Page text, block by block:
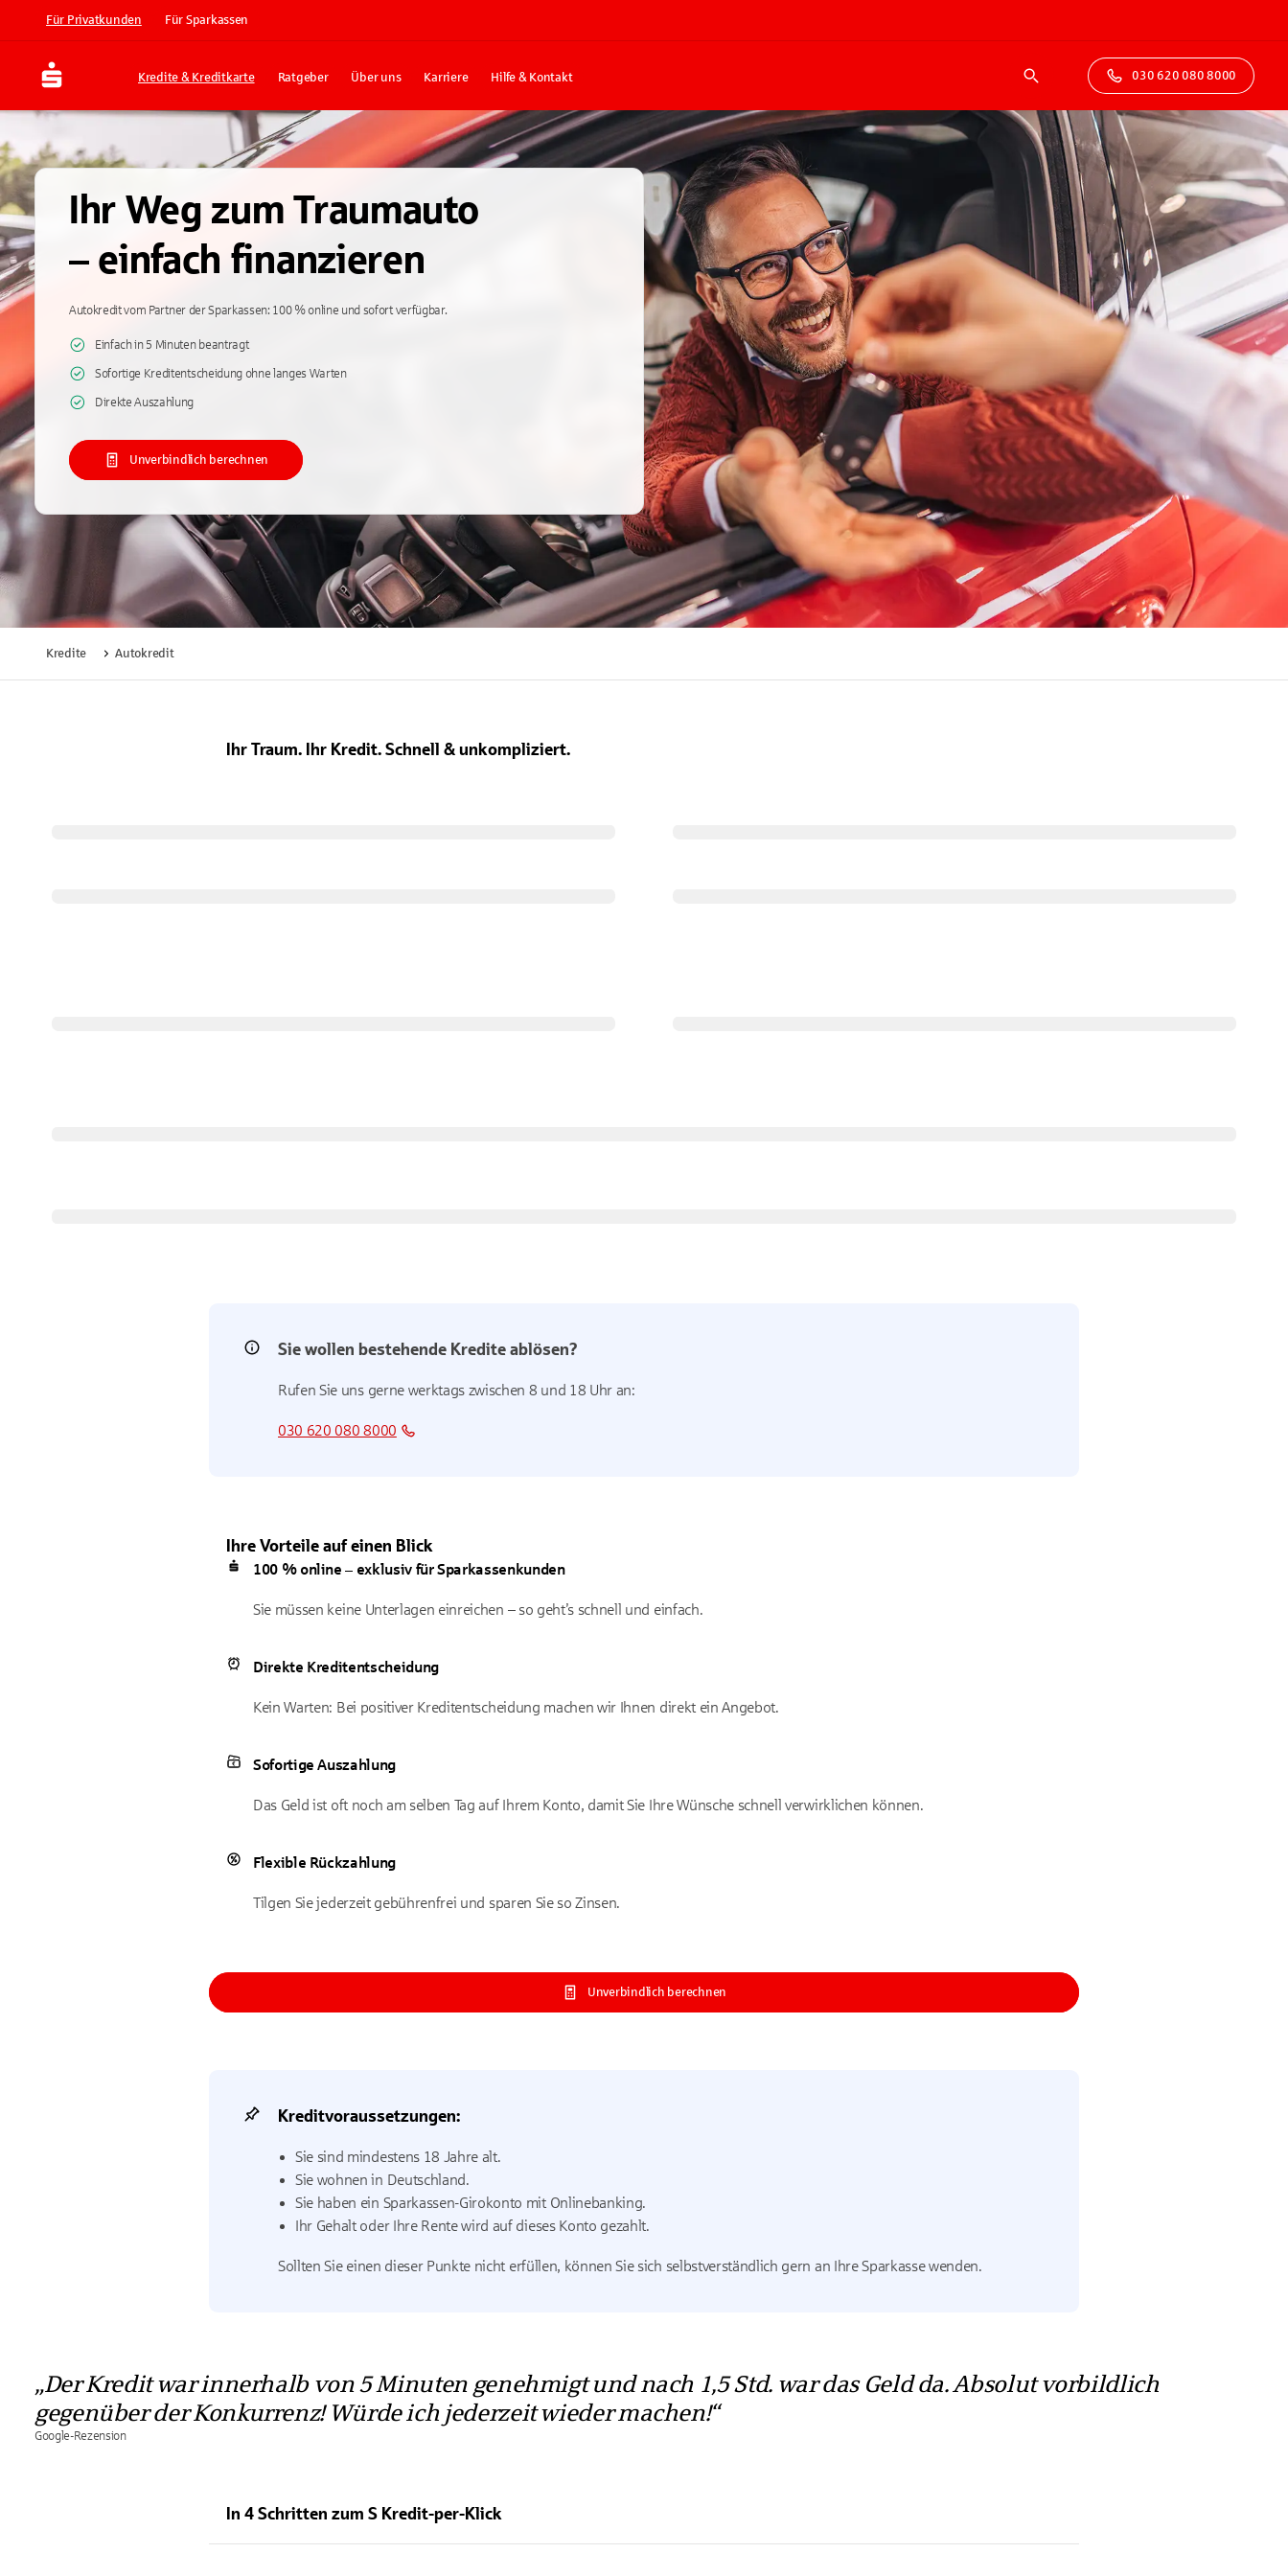
Für Privatkunden Für Sparkassen
Kredite & Kreditkarte Ratgeber Über uns Karriere Hilfe & Kontakt
Suche
030 620 080 8000
Ihr Weg zum Traumauto
– einfach finanzieren
Autokredit vom Partner der Sparkassen: 100 % online und sofort verfügbar.
Einfach in 5 Minuten beantragt
Sofortige Kreditentscheidung ohne langes Warten
Direkte Auszahlung
Unverbindlich berechnen
Kredite Autokredit
Ihr Traum. Ihr Kredit. Schnell & unkompliziert.
Sie wollen bestehende Kredite ablösen?
Rufen Sie uns gerne werktags zwischen 8 und 18 Uhr an:
030 620 080 8000
Ihre Vorteile auf einen Blick
100 % online – exklusiv für Sparkassenkunden
Sie müssen keine Unterlagen einreichen – so geht’s schnell und einfach.
Direkte Kreditentscheidung
Kein Warten: Bei positiver Kreditentscheidung machen wir Ihnen direkt ein Angebot.
Sofortige Auszahlung
Das Geld ist oft noch am selben Tag auf Ihrem Konto, damit Sie Ihre Wünsche schnell verwirklichen können.
Flexible Rückzahlung
Tilgen Sie jederzeit gebührenfrei und sparen Sie so Zinsen.
Unverbindlich berechnen
Kreditvoraussetzungen:
Sie sind mindestens 18 Jahre alt.
Sie wohnen in Deutschland.
Sie haben ein Sparkassen-Girokonto mit Onlinebanking.
Ihr Gehalt oder Ihre Rente wird auf dieses Konto gezahlt.
Sollten Sie einen dieser Punkte nicht erfüllen, können Sie sich selbstverständlich gern an Ihre Sparkasse wenden.
Der Kredit war innerhalb von 5 Minuten genehmigt und nach 1,5 Std. war das Geld da. Absolut vorbildlich
gegenüber der Konkurrenz! Würde ich jederzeit wieder machen!
Google-Rezension
In 4 Schritten zum S Kredit-per-Klick